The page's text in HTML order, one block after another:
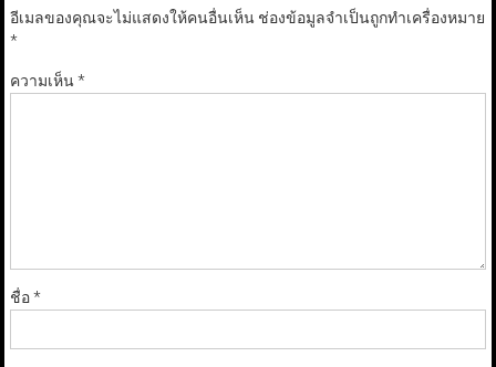
อีเมลของคุณจะไม่แสดงให้คนอื่นเห็น ช่องข้อมูลจำเป็นถูกทำเครื่องหมาย
*
ความเห็น*
ชื่อ*